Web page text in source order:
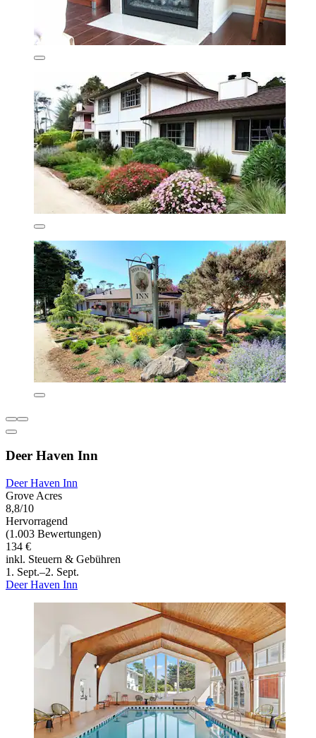
Deer Haven Inn
Deer Haven Inn
Grove Acres
8,8/10
Hervorragend
(1.003 Bewertungen)
134 €
inkl. Steuern & Gebühren
1. Sept.–2. Sept.
Deer Haven Inn